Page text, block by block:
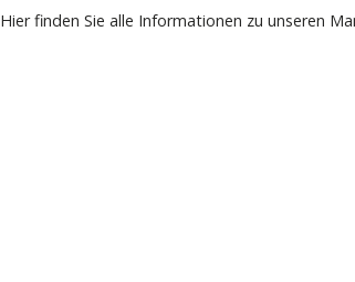
Hier finden Sie alle Informationen zu unseren